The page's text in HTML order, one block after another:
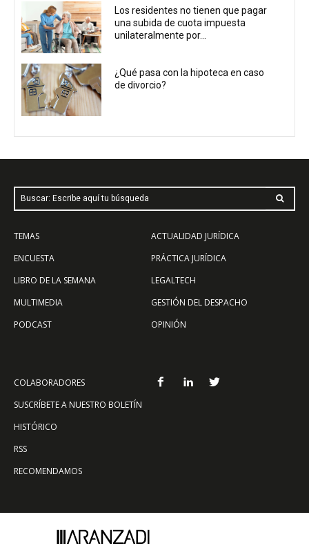
Los residentes no tienen que pagar
una subida de cuota impuesta
unilateralmente por...
¿Qué pasa con la hipoteca en caso
de divorcio?
Buscar: Escribe aquí tu búsqueda
TEMAS
ENCUESTA
LIBRO DE LA SEMANA
MULTIMEDIA
PODCAST
ACTUALIDAD JURÍDICA
PRÁCTICA JURÍDICA
LEGALTECH
GESTIÓN DEL DESPACHO
OPINIÓN
COLABORADORES
SUSCRÍBETE A NUESTRO BOLETÍN
HISTÓRICO
RSS
RECOMENDAMOS